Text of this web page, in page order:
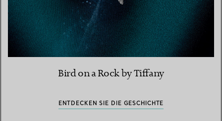
Bird on a Rock by Tiffany
ENTDECKEN SIE DIE GESCHICHTE